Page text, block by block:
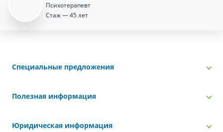
Психотерапевт
Стаж — 45 лет
Специальные предложения
Полезная информация
Юридическая информация